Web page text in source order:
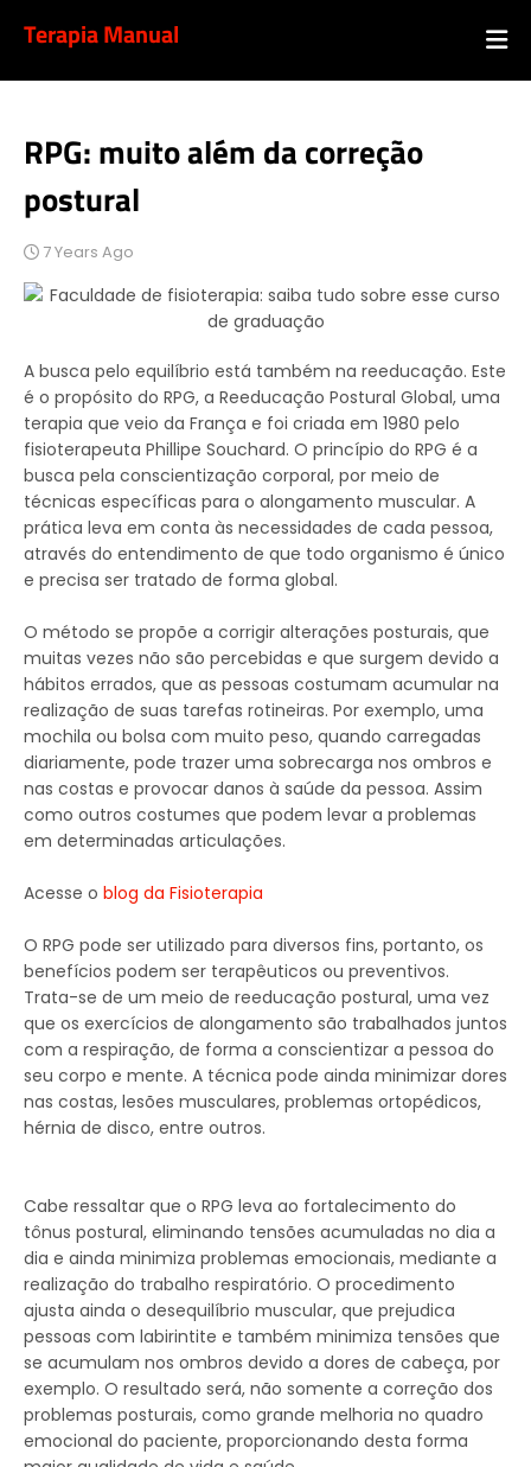
Terapia Manual
RPG: muito além da correção
postural
7 Years Ago
A busca pelo equilíbrio está também na reeducação. Este
é o propósito do RPG, a Reeducação Postural Global, uma
terapia que veio da França e foi criada em 1980 pelo
fisioterapeuta Phillipe Souchard. O princípio do RPG é a
busca pela conscientização corporal, por meio de
técnicas específicas para o alongamento muscular. A
prática leva em conta às necessidades de cada pessoa,
através do entendimento de que todo organismo é único
e precisa ser tratado de forma global.
O método se propõe a corrigir alterações posturais, que
muitas vezes não são percebidas e que surgem devido a
hábitos errados, que as pessoas costumam acumular na
realização de suas tarefas rotineiras. Por exemplo, uma
mochila ou bolsa com muito peso, quando carregadas
diariamente, pode trazer uma sobrecarga nos ombros e
nas costas e provocar danos à saúde da pessoa. Assim
como outros costumes que podem levar a problemas
em determinadas articulações.
Acesse o blog da Fisioterapia
O RPG pode ser utilizado para diversos fins, portanto, os
benefícios podem ser terapêuticos ou preventivos.
Trata-se de um meio de reeducação postural, uma vez
que os exercícios de alongamento são trabalhados juntos
com a respiração, de forma a conscientizar a pessoa do
seu corpo e mente. A técnica pode ainda minimizar dores
nas costas, lesões musculares, problemas ortopédicos,
hérnia de disco, entre outros.
Cabe ressaltar que o RPG leva ao fortalecimento do
tônus postural, eliminando tensões acumuladas no dia a
dia e ainda minimiza problemas emocionais, mediante a
realização do trabalho respiratório. O procedimento
ajusta ainda o desequilíbrio muscular, que prejudica
pessoas com labirintite e também minimiza tensões que
se acumulam nos ombros devido a dores de cabeça, por
exemplo. O resultado será, não somente a correção dos
problemas posturais, como grande melhoria no quadro
emocional do paciente, proporcionando desta forma